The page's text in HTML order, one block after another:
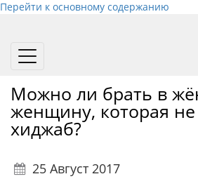
Перейти к основному содержанию
Toggle
Можно ли брать в
женщину, которая
хиджаб?
25 Август 2017